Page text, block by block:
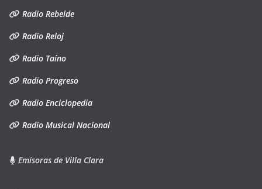
Radio Rebelde
Radio Reloj
Radio Taíno
Radio Progreso
Radio Enciclopedia
Radio Musical Nacional
Emisoras de Villa Clara